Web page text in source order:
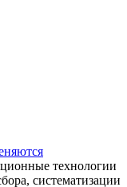
технологии
систематизации